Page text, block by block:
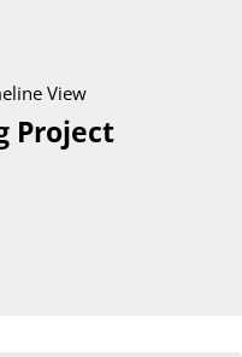
View
Project